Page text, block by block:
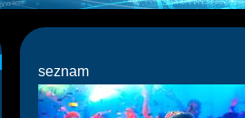
seznam